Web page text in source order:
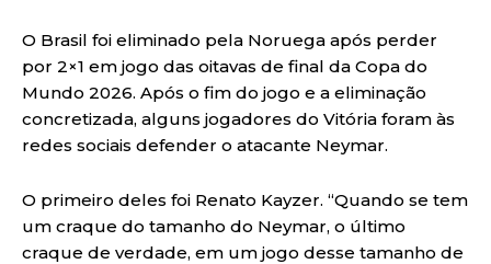
O Brasil foi eliminado pela Noruega após perder
por 2×1 em jogo das oitavas de final da Copa do
Mundo 2026. Após o fim do jogo e a eliminação
concretizada, alguns jogadores do Vitória foram às
redes sociais defender o atacante Neymar.
O primeiro deles foi Renato Kayzer. “Quando se tem
um craque do tamanho do Neymar, o último
craque de verdade, em um jogo desse tamanho de